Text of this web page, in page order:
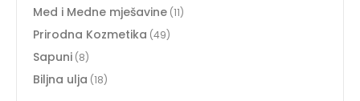
Med i Medne mješavine (11)
Prirodna Kozmetika (49)
Sapuni (8)
Biljna ulja (18)